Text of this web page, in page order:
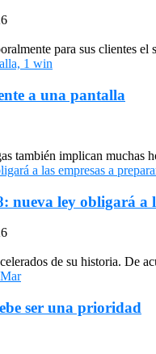
para sus clientes
a una pantalla
también implican muchas
nueva ley obligará a
de su historia. De
ser una prioridad